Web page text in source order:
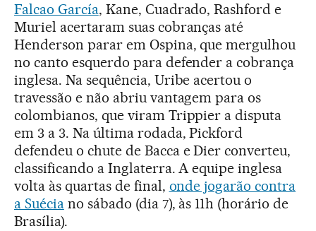
Falcao García, Kane, Cuadrado, Rashford e
Muriel acertaram suas cobranças até
Henderson parar em Ospina, que mergulhou
no canto esquerdo para defender a cobrança
inglesa. Na sequência, Uribe acertou o
travessão e não abriu vantagem para os
colombianos, que viram Trippier a disputa
em 3 a 3. Na última rodada, Pickford
defendeu o chute de Bacca e Dier converteu,
classificando a Inglaterra. A equipe inglesa
volta às quartas de final, onde jogarão contra
a Suéciano sábado (dia 7), às 11h (horário de
Brasília).